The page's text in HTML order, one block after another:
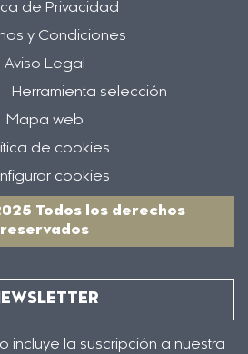
de Privacidad
y Condiciones
Aviso Legal
Herramienta selección
Mapa web
de cookies
cookies
Todos los derechos
reservados
incluye la suscripción a nuestra